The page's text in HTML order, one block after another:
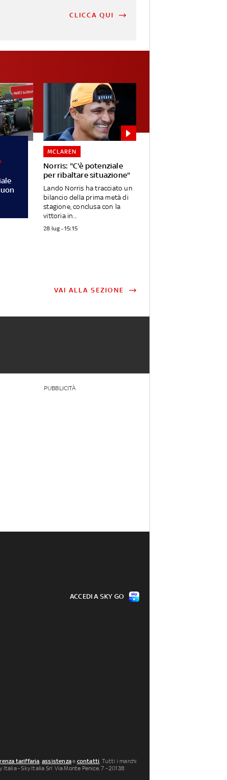
CLICCA QUI
Norris: "C'è potenziale
per ribaltare situazione"
MCLAREN
Lando Norris ha tracciato un
bilancio della prima metà di
stagione, conclusa con la
vittoria in...
28 lug - 15:15
VAI ALLA SEZIONE
PUBBLICITÀ
ACCEDI A SKY GO
tariffaria,assistenzae contatti. Tutti i marchi
- Sky Italia Srl Via Monte Penice, 7 - 20138